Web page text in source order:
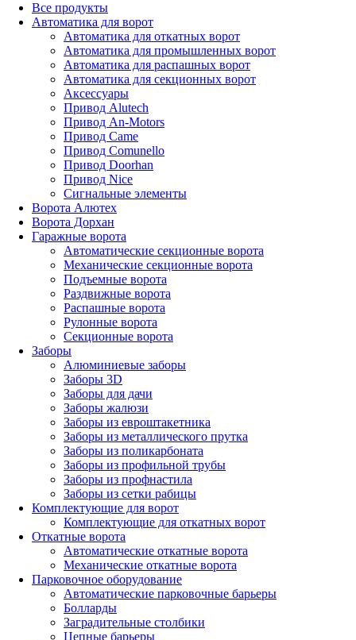
Все продукты
Автоматика для ворот
Автоматика для откатных ворот
Автоматика для промышленных ворот
Автоматика для распашных ворот
Автоматика для секционных ворот
Аксессуары
Привод Alutech
Привод An-Motors
Привод Came
Привод Comunello
Привод Doorhan
Привод Nice
Сигнальные элементы
Ворота Алютех
Ворота Дорхан
Гаражные ворота
Автоматические секционные ворота
Механические секционные ворота
Подъемные ворота
Раздвижные ворота
Распашные ворота
Рулонные ворота
Секционные ворота
Заборы
Алюминиевые заборы
Заборы 3D
Заборы для дачи
Заборы жалюзи
Заборы из евроштакетника
Заборы из металлического прутка
Заборы из поликарбоната
Заборы из профильной трубы
Заборы из профнастила
Заборы из сетки рабицы
Комплектующие для ворот
Комплектующие для откатных ворот
Откатные ворота
Автоматические откатные ворота
Механические откатные ворота
Парковочное оборудование
Автоматические парковочные барьеры
Болларды
Заградительные столбики
Цепные барьеры